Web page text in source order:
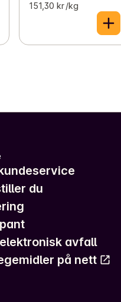
151,30 kr /kg
du
avfall
på nett